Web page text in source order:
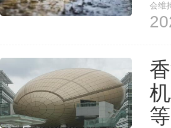
会维
通和
等